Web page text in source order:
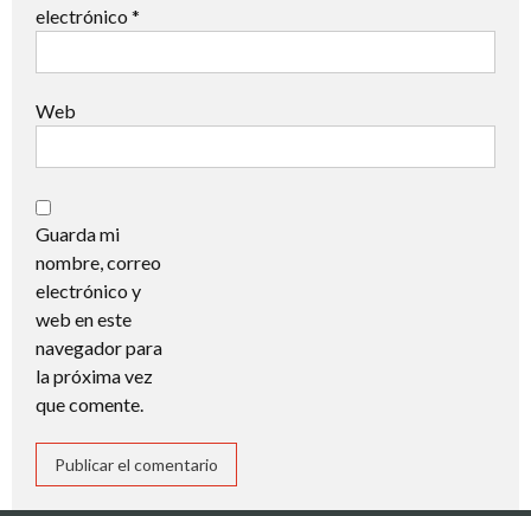
electrónico *
Web
Guarda mi
nombre, correo
electrónico y
web en este
navegador para
la próxima vez
que comente.